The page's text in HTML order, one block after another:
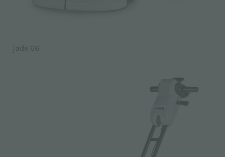
jade 66